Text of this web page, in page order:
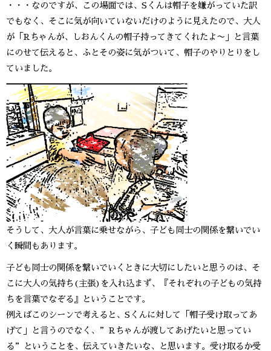
・・・なのですが、この場面では、Sくんは帽子を嫌がっていた訳
でもなく、そこに気が向いていないだけのように見えたので、大人
が「Rちゃんが、しおんくんの帽子持ってきてくれたよ〜」と言葉
にのせて伝えると、ふとその姿に気がついて、帽子のやりとりをし
ていました。
そうして、大人が言葉に乗せながら、子ども同士の関係を繋いでい
く瞬間もあります。
子ども同士の関係を繋いでいくときに大切にしたいと思うのは、そ
こに大人の気持ち(主張)を入れ込まず、『それぞれの子どもの気持
ちを言葉でなぞる』ということです。
例えばこのシーンで考えると、Sくんに対して「帽子受け取ってあ
げて」と言うのでなく、”Rちゃんが渡してあげたいと思ってい
る”ということを、伝えていきたいな、と思います。受け取るか受